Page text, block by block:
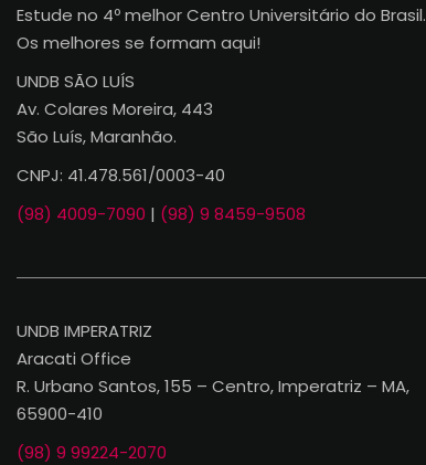
Estude no 4º melhor Centro Universitário do Brasil.
Os melhores se formam aqui!
UNDB SÃO LUÍS
Av. Colares Moreira, 443
São Luís, Maranhão.
CNPJ: 41.478.561/0003-40
(98) 4009-7090 | (98) 9 8459-9508
UNDB IMPERATRIZ
Aracati Office
R. Urbano Santos, 155 – Centro, Imperatriz – MA,
65900-410
(98) 9 99224-2070